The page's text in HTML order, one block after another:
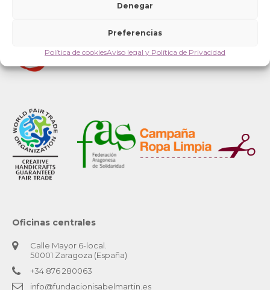
Denegar
Preferencias
Política de cookiesAviso legal y Política de Privacidad
Oficinas centrales
Calle Mayor 6-local.
50001 Zaragoza (España)
+34 876 280063
info@fundacionisabelmartin.es